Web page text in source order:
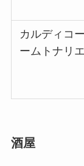
カルディコ
ームトナリ
酒屋